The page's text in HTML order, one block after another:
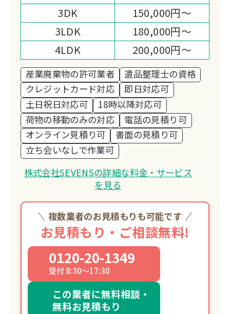
3DK
150,000円～
3LDK
180,000円～
4LDK
200,000円～
産業廃棄物の許可業者
遺品整理士の資格
クレジットカード対応
即日対応可
土日祝日対応可
18時以降対応可
荷物の移動のみの対応
電話の見積り可
オンライン見積り可
書面の見積り可
立ち会いなしで作業可
株式会社SEVENSの詳細な料金・サービス
を見る
複数業者のお見積もりも可能です
お見積もり・ご相談無料!
0120-20-1349
受付 8:30～17:30
この業者に無料相談・
無料お見積もり